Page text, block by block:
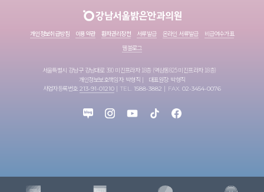
개인정보취급방침 이용약관 환자권리장전 서류발급 온라인 서류발급
비급여수가표
웹블로그
서울특별시 강남구 강남대로 390 미진프라자 18층 (역삼동825 미진프라자 18층)
개인정보보호책임자: 박형직
대표원장: 박형직
사업자등록번호:213-91-01210 TEL.1588-3882 FAX.02-3454-0076